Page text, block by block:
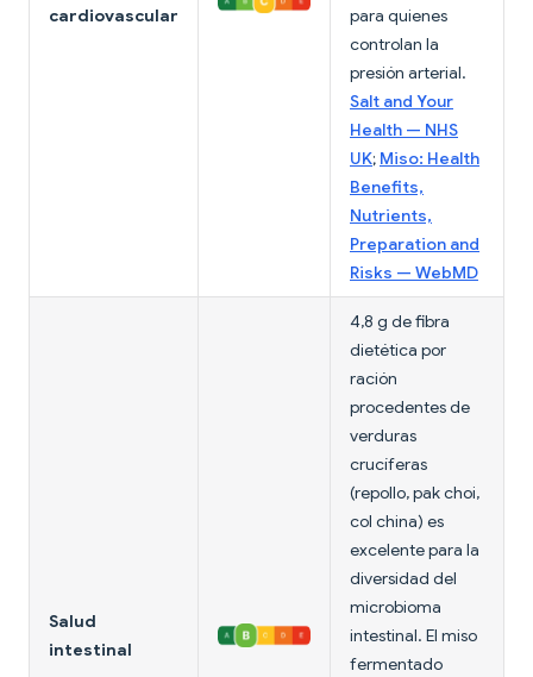
cardiovascular
para quienes
controlan la
presión arterial.
Salt and Your
Health — NHS
UK; Miso: Health
Benefits,
Nutrients,
Preparation and
Risks — WebMD
Salud
intestinal
4,8 g de fibra
dietética por
ración
procedentes de
verduras
crucíferas
(repollo, pak choi,
col china) es
excelente para la
diversidad del
microbioma
intestinal. El miso
fermentado